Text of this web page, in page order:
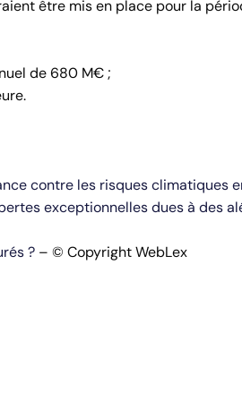
être mis en place pour la
de 680 M€ ;
contre les risques climatiques
exceptionnelles dues à des
? – © Copyright WebLex